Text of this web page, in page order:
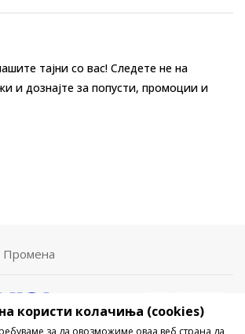
тајни со вас! Следете не на
и дознајте за попусти, промоции и
Промена
користи колачиња (cookies)
за да овозможиме оваа веб страна да